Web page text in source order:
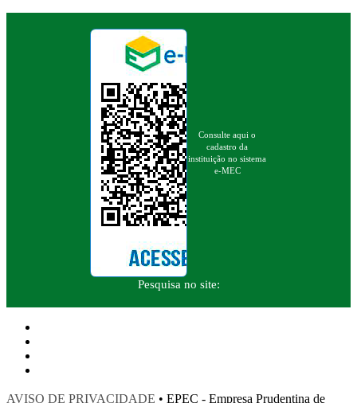
Consulte aqui o
cadastro da
instituição no sistema
e-MEC
Pesquisa no site:
AVISO DE PRIVACIDADE • EPEC - Empresa Prudentina de